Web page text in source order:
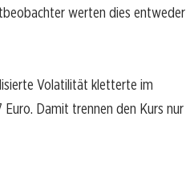
werten dies entweder
Volatilität kletterte im
Damit trennen den Kurs nur